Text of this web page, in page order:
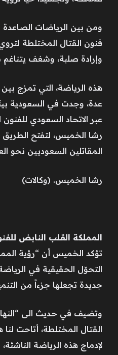
ومن بين الرياضات الصاعدة
فنون القتال المختلطة
وإرادة صلبة، وشغف
هذه الرياضة، التي تمزج
عدة، وجدت في السعودية
عبر الاتحاد السعودي للفنون
رشا الخميس، لتفتح
المقاتلين السعوديين نحو
رشا الخميس. (وكالات)
المملكة القلب النابض
التحوّل الحقيقية في
جديدة تجعلها جزءاً من
وتضيف في حديث الى
القتال المختلطة، أتاحت
لإدماج هذه الرياضة الناشئة،